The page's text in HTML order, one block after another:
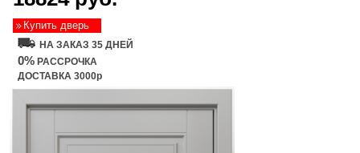
Купить дверь
НА ЗАКАЗ 35 ДНЕЙ
0% РАССРОЧКА
ДОСТАВКА 3000р